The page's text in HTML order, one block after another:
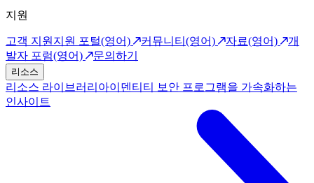
지원
고객 지원 지원 포털(영어) 커뮤니티(영어) 자료(영어)
개
발자 포럼(영어)
문의하기
리소스
리소스 라이브러리 아이덴티티 보안 프로그램을 가속화하는
인사이트